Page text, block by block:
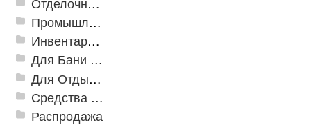
Промышленный текстиль
Инвентарь для клининга
Для Бани и Сауны
Для Отдыха и Пикника
Средства от насекомых и садовых вредителей
Распродажа